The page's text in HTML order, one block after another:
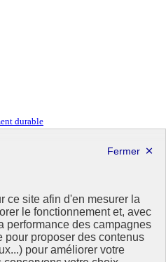
ce site afin d'en mesurer la
le fonctionnement et, avec
performance des campagnes
proposer des contenus
pour améliorer votre
durable